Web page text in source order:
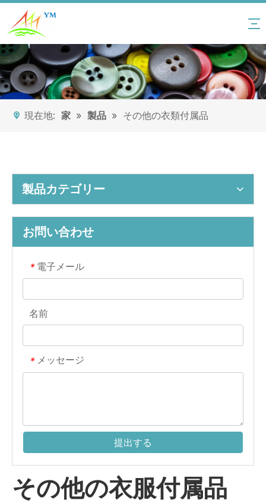
現在地: 家 » 製品 » その他の衣類付属品
製品カテゴリー
お問い合わせ
* 電子メール
名前
* メッセージ
提出する
その他の衣服付属品